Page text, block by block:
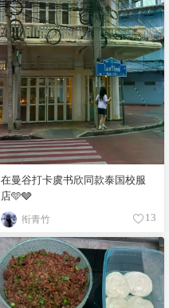
在曼谷打卡虞书欣同款泰国校服
店🩵🩶
衔青竹 13